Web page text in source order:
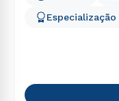
Especialização